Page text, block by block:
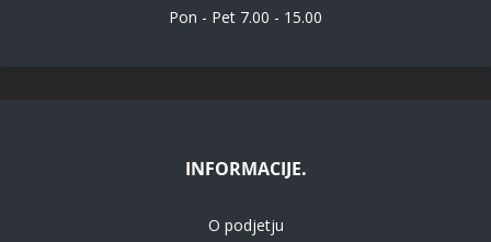
Pon - Pet 7.00 - 15.00
INFORMACIJE.
O podjetju